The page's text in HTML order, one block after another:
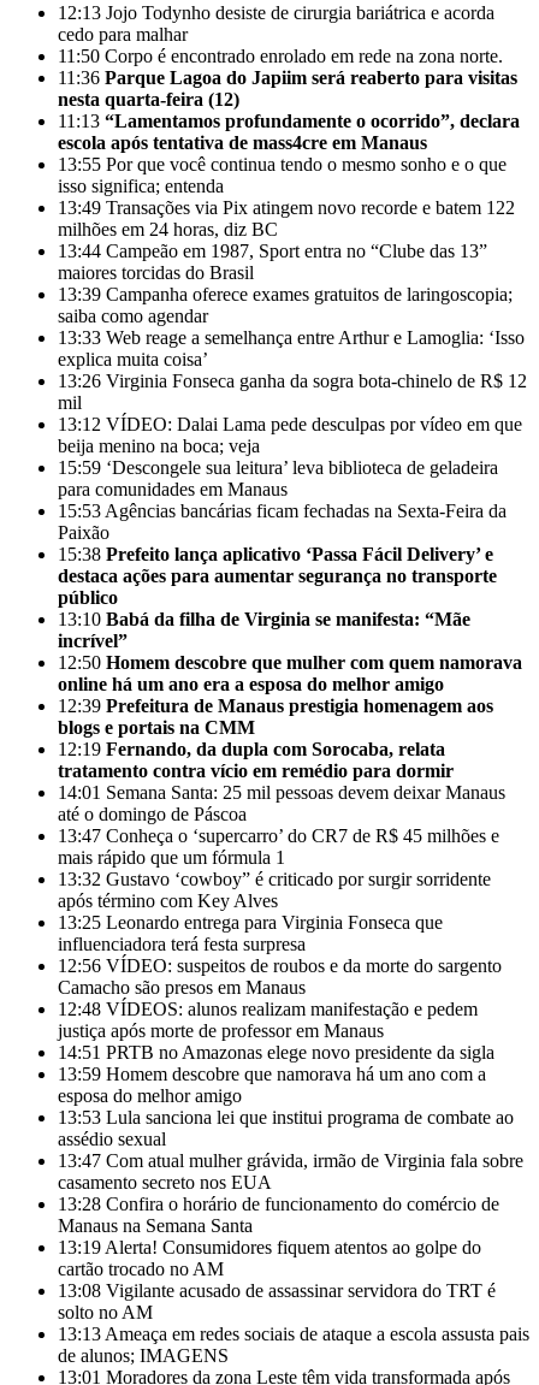
12:13 Jojo Todynho desiste de cirurgia bariátrica e acorda
cedo para malhar
11:50 Corpo é encontrado enrolado em rede na zona norte.
11:36 Parque Lagoa do Japiim será reaberto para visitas
nesta quarta-feira (12)
11:13 “Lamentamos profundamente o ocorrido”, declara
escola após tentativa de mass4cre em Manaus
13:55 Por que você continua tendo o mesmo sonho e o que
isso significa; entenda
13:49 Transações via Pix atingem novo recorde e batem 122
milhões em 24 horas, diz BC
13:44 Campeão em 1987, Sport entra no “Clube das 13”
maiores torcidas do Brasil
13:39 Campanha oferece exames gratuitos de laringoscopia;
saiba como agendar
13:33 Web reage a semelhança entre Arthur e Lamoglia: ‘Isso
explica muita coisa’
13:26 Virginia Fonseca ganha da sogra bota-chinelo de R$ 12
mil
13:12 VÍDEO: Dalai Lama pede desculpas por vídeo em que
beija menino na boca; veja
15:59 ‘Descongele sua leitura’ leva biblioteca de geladeira
para comunidades em Manaus
15:53 Agências bancárias ficam fechadas na Sexta-Feira da
Paixão
15:38 Prefeito lança aplicativo ‘Passa Fácil Delivery’ e
destaca ações para aumentar segurança no transporte
público
13:10 Babá da filha de Virginia se manifesta: “Mãe
incrível”
12:50 Homem descobre que mulher com quem namorava
online há um ano era a esposa do melhor amigo
12:39 Prefeitura de Manaus prestigia homenagem aos
blogs e portais na CMM
12:19 Fernando, da dupla com Sorocaba, relata
tratamento contra vício em remédio para dormir
14:01 Semana Santa: 25 mil pessoas devem deixar Manaus
até o domingo de Páscoa
13:47 Conheça o ‘supercarro’ do CR7 de R$ 45 milhões e
mais rápido que um fórmula 1
13:32 Gustavo ‘cowboy” é criticado por surgir sorridente
após término com Key Alves
13:25 Leonardo entrega para Virginia Fonseca que
influenciadora terá festa surpresa
12:56 VÍDEO: suspeitos de roubos e da morte do sargento
Camacho são presos em Manaus
12:48 VÍDEOS: alunos realizam manifestação e pedem
justiça após morte de professor em Manaus
14:51 PRTB no Amazonas elege novo presidente da sigla
13:59 Homem descobre que namorava há um ano com a
esposa do melhor amigo
13:53 Lula sanciona lei que institui programa de combate ao
assédio sexual
13:47 Com atual mulher grávida, irmão de Virginia fala sobre
casamento secreto nos EUA
13:28 Confira o horário de funcionamento do comércio de
Manaus na Semana Santa
13:19 Alerta! Consumidores fiquem atentos ao golpe do
cartão trocado no AM
13:08 Vigilante acusado de assassinar servidora do TRT é
solto no AM
13:13 Ameaça em redes sociais de ataque a escola assusta pais
de alunos; IMAGENS
13:01 Moradores da zona Leste têm vida transformada após